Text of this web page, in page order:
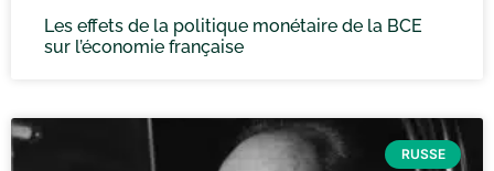
Les effets de la politique monétaire de la BCE
sur l’économie française
RUSSE